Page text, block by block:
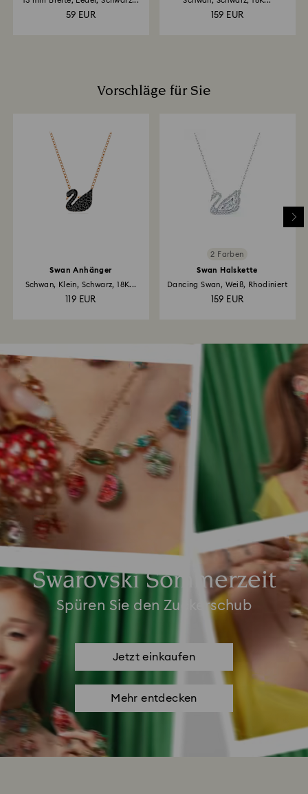
59 EUR 159 EUR
Vorschläge für Sie
Swan Anhänger
Schwan, Klein, Schwarz, 18K...
119 EUR
2 Farben
Swan Halskette
Dancing Swan, Weiß, Rhodiniert
159 EUR
Swarovski Sommerzeit
Spüren Sie den Zuckerschub
Jetzt einkaufen
Mehr entdecken